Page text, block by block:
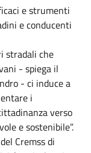
e strumenti
e conducenti
stradali che
- spiega il
- ci induce a
i
verso
e sostenibile”.
Cremss di